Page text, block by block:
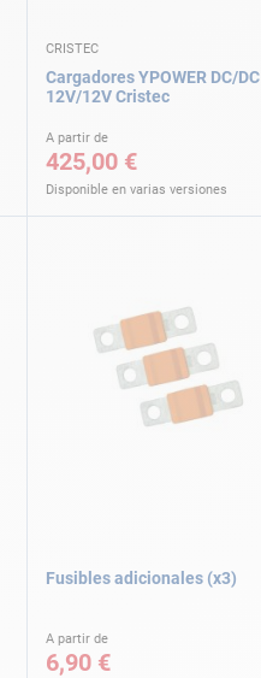
CRISTEC
Cargadores YPOWER DC/DC
12V/12V Cristec
A partir de
425,00 €
Disponible en varias versiones
Fusibles adicionales (x3)
A partir de
6,90 €